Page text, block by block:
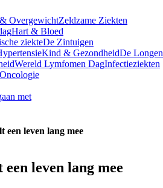
OvergewichtZeldzame Ziekten
Hart & Bloed
ziekteDe Zintuigen
Kind & GezondheidDe Longen
Wereld Lymfomen DagInfectieziekten
Oncologie
met
leven lang mee
leven lang mee